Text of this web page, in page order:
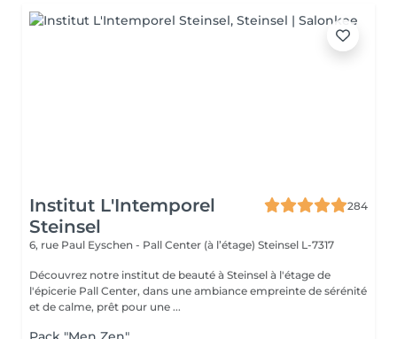
Institut L'Intemporel
Steinsel
284
6, rue Paul Eyschen - Pall Center (à l’étage) Steinsel L-7317
Découvrez notre institut de beauté à Steinsel à l'étage de
l'épicerie Pall Center, dans une ambiance empreinte de sérénité
et de calme, prêt pour une ...